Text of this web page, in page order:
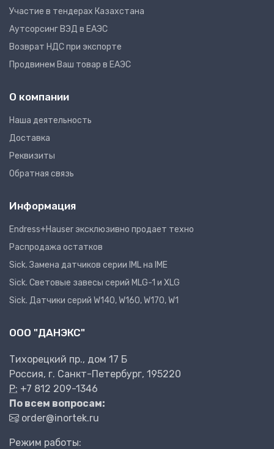
Участие в тендерах Казахстана
Аутсорсинг ВЭД в ЕАЭС
Возврат НДС при экспорте
Продвинем Ваш товар в ЕАЭС
О компании
Наша деятельность
Доставка
Реквизиты
Обратная связь
Информация
Endress+Hauser эксклюзивно продает техно
Распродажа остатков
Sick. Замена датчиков серии IML на IME
Sick. Световые завесы серий MLG-1 и XLG
Sick. Датчики серий W140, W160, W170, W1
ООО "ДАНЭКС"
Тихорецкий пр., дом 17 Б
Россия, г. Санкт-Петербург, 195220
P: +7 812 209-1346
По всем вопросам:
order@inortek.ru
Режим работы: